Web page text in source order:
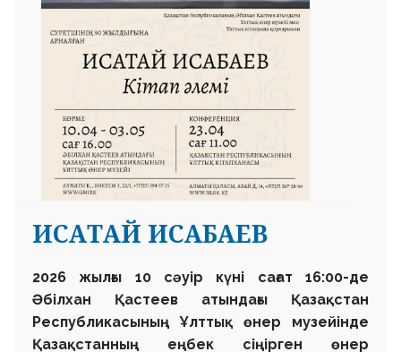
ИСАТАЙ ИСАБАЕВ
2026 жылғы 10 сәуір күні сағат 16:00-де
Әбілхан Қастеев атындағы Қазақстан
Республикасының Ұлттық өнер музейінде
Қазақстанның еңбек сіңірген өнер